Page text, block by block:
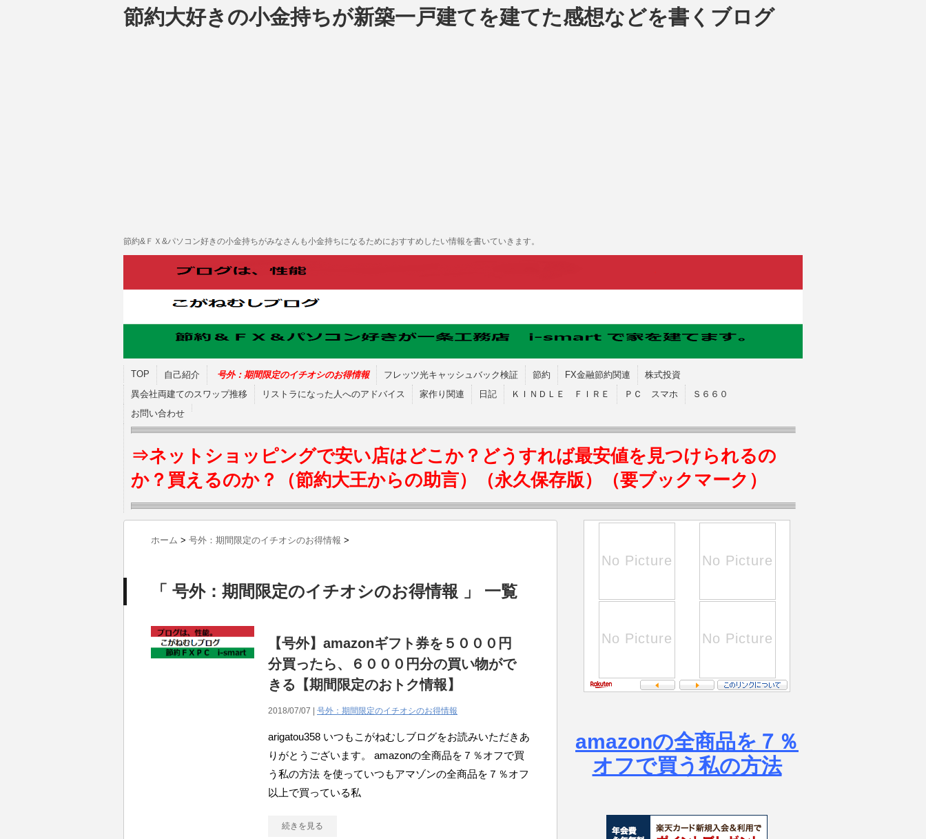
節約大好きの小金持ちが新築一戸建てを建てた感想などを書くブログ
節約&ＦＸ&パソコン好きの小金持ちがみなさんも小金持ちになるためにおすすめしたい情報を書いていきます。
TOP 自己紹介 号外：期間限定のイチオシのお得情報 フレッツ光キャッシュバック検証 節約 FX金融節約関連
株式投資
異会社両建てのスワップ推移
リストラになった人へのアドバイス 家作り関連 日記 ＫＩＮＤＬＥ ＦＩＲＥ ＰＣ スマホ
Ｓ６６０
お問い合わせ
⇒ネットショッピングで安い店はどこか？どうすれば最安値を見つけられるの
か？買えるのか？（節約大王からの助言）（永久保存版）（要ブックマーク）
ホーム > 号外：期間限定のイチオシのお得情報 >
「 号外：期間限定のイチオシのお得情報 」 一覧
【号外】amazonギフト券を５０００円
分買ったら、６０００円分の買い物がで
きる【期間限定のおトク情報】
2018/07/07 | 号外：期間限定のイチオシのお得情報
arigatou358 いつもこがねむしブログをお読みいただきあ
りがとうございます。 amazonの全商品を７％オフで買
う私の方法 を使っていつもアマゾンの全商品を７％オフ
以上で買っている私
続きを見る
amazonの全商品を７％
オフで買う私の方法